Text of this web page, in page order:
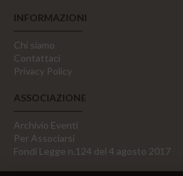
INFORMAZIONI
Chi siamo
Contattaci
Privacy Policy
ASSOCIAZIONE
Archivio Eventi
Per Associarsi
Fondi Legge n.124 del 4 agosto 2017